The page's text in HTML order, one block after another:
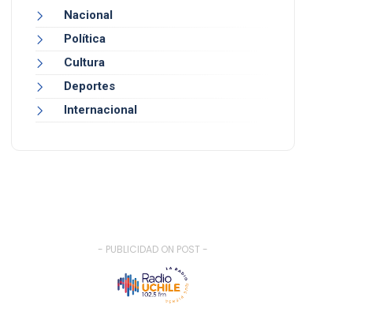
Nacional
Política
Cultura
Deportes
Internacional
- PUBLICIDAD ON POST -